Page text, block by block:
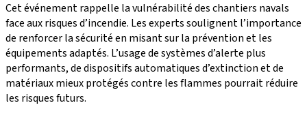
Cet événement rappelle la vulnérabilité des chantiers navals
face aux risques d’incendie. Les experts soulignent l’importance
de renforcer la sécurité en misant sur la prévention et les
équipements adaptés. L’usage de systèmes d’alerte plus
performants, de dispositifs automatiques d’extinction et de
matériaux mieux protégés contre les flammes pourrait réduire
les risques futurs.